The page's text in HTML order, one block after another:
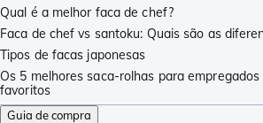
Qual é a melhor faca de chef?
Faca de chef vs santoku: Quais são as
Tipos de facas japonesas
Os 5 melhores saca-rolhas para
favoritos
Guia de compra